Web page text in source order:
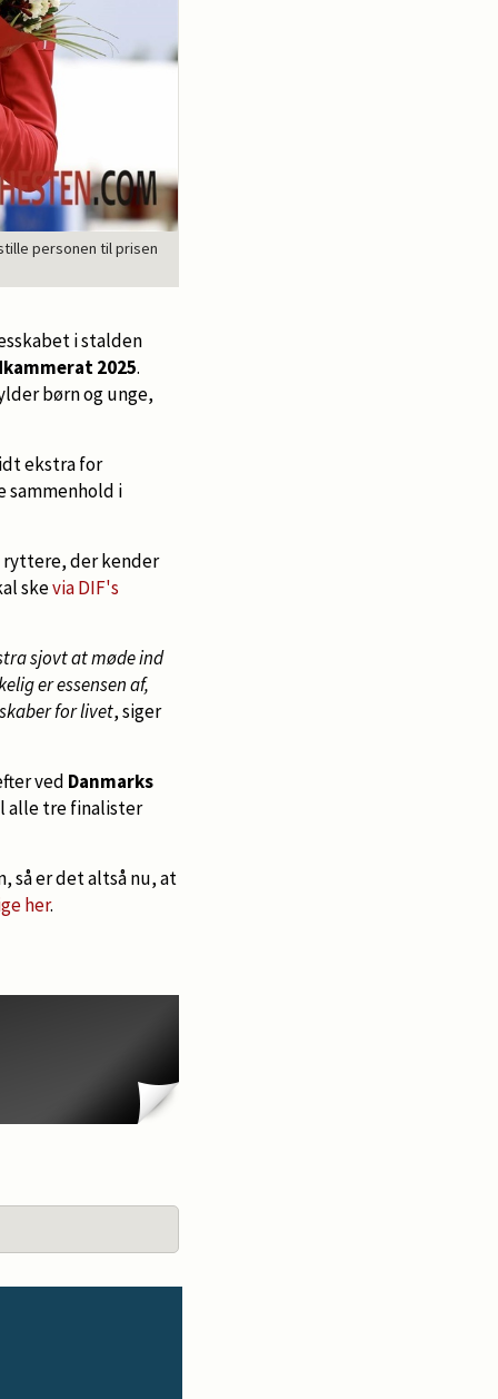
personen til prisen
i stalden
2025.
børn og unge,
ekstra for
sammenhold i
der kender
skevia DIF's
sjovt at møde ind
er essensen af,
for livet, siger
ved Danmarks
alle tre finalister
så er det altså nu, at
her.